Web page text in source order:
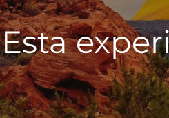
Esta